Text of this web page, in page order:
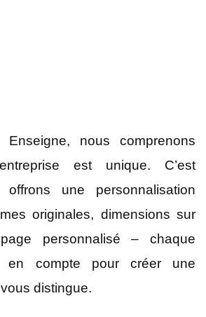
Enseigne, nous comprenons
est unique. C’est
une personnalisation
originales, dimensions sur
personnalisé – chaque
en compte pour créer une
distingue.